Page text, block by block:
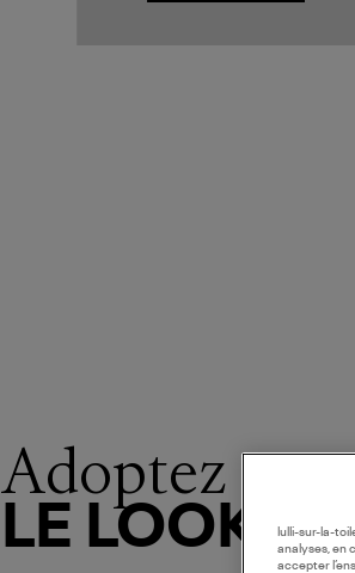
Adoptez
LE LOOK
lulli-sur-la-
analyses, en
accepter